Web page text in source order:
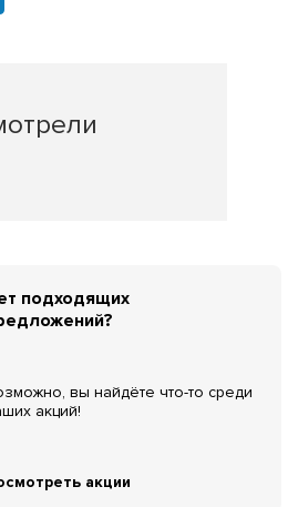
подходящих
вы найдёте что-то среди
акций!
акции